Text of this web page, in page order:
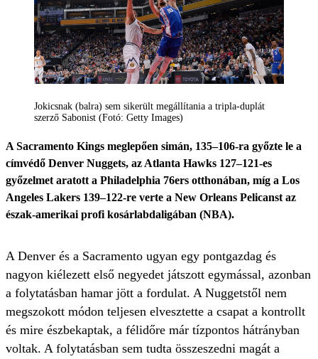
Jokicsnak (balra) sem sikerült megállítania a tripla-duplát
szerző Sabonist (Fotó: Getty Images)
A Sacramento Kings meglepően simán, 135–106-ra győzte le a
címvédő Denver Nuggets, az Atlanta Hawks 127–121-es
győzelmet aratott a Philadelphia 76ers otthonában, míg a Los
Angeles Lakers 139–122-re verte a New Orleans Pelicanst az
észak-amerikai profi kosárlabdaligában (NBA).
A Denver és a Sacramento ugyan egy pontgazdag és
nagyon kiélezett első negyedet játszott egymással, azonban
a folytatásban hamar jött a fordulat. A Nuggetstől nem
megszokott módon teljesen elvesztette a csapat a kontrollt
és mire észbekaptak, a félidőre már tízpontos hátrányban
voltak. A folytatásban sem tudta összeszedni magát a